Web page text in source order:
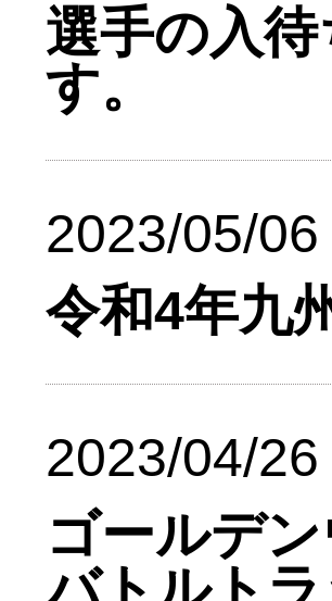
選手の入
す。
2023/05/06
令和4年九
2023/04/26
ゴールデ